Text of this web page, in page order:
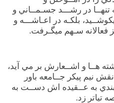
تنهــا در رشـــد جسـمــاني و
بلکـه در اعـاشـــه و
فعالانه سـهم ميگـرفت.
هــا و اشــعارش بر مي آيد،
نيم پيکر جــامعه باور
به عــقيده اش دســت به
تياتر زد.